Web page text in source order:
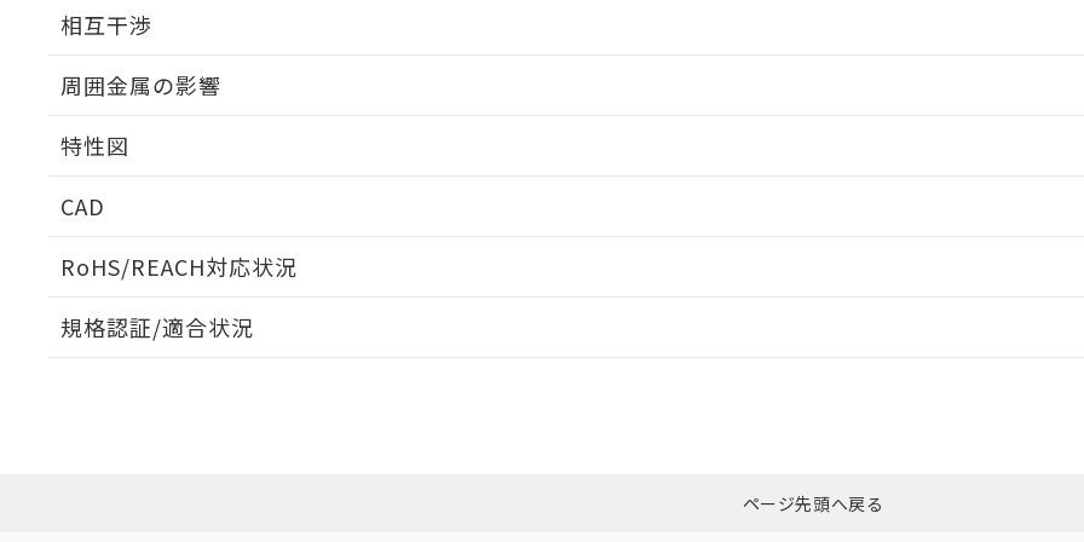
相互干渉
周囲金属の影響
特性図
CAD
RoHS/REACH対応状況
EU RoHS 注意事項・凡例
ダウンロードはこちら
規格認証/適合状況
ページ先頭へ戻る